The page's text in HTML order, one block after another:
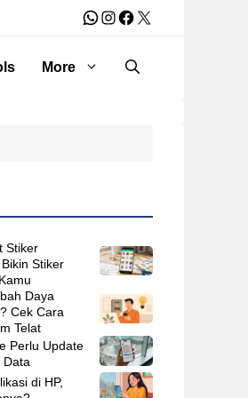
WhatsApp
Instagram
Facebook
X
More
Stiker
Stiker
Daya
Cek Cara
Telat
Perlu Update
Data
di HP,